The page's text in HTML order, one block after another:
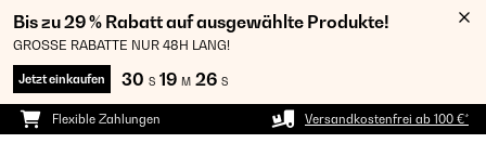
Bis zu 29 % Rabatt auf ausgewählte Produkte!
GROSSE RABATTE NUR 48H LANG!
Jetzt einkaufen 30 S 19 M 25 S
Flexible Zahlungen Versandkostenfrei ab 100 €*